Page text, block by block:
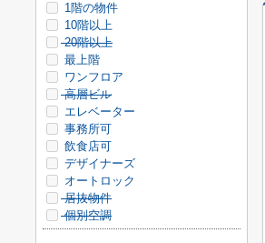
1階の物件
10階以上
20階以上
最上階
ワンフロア
高層ビル
エレベーター
事務所可
飲食店可
デザイナーズ
オートロック
居抜物件
個別空調